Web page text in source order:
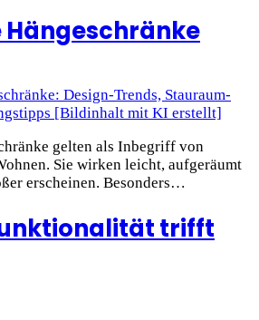
Hängeschränke
gelten als Inbegriff von
Sie wirken leicht, aufgeräumt
erscheinen. Besonders…
trifft